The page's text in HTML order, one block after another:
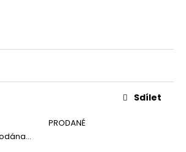
PRODANÉ
Sdílet